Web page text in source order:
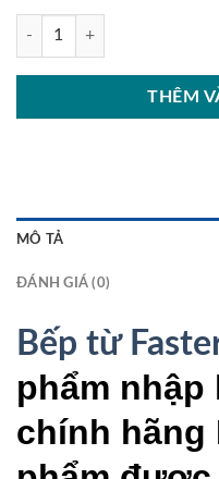
Bếp từ Faster FS729I số lượng
THÊM
MÔ TẢ
ĐÁNH GIÁ (0)
Bếp từ
phẩm nhập
chính hãng